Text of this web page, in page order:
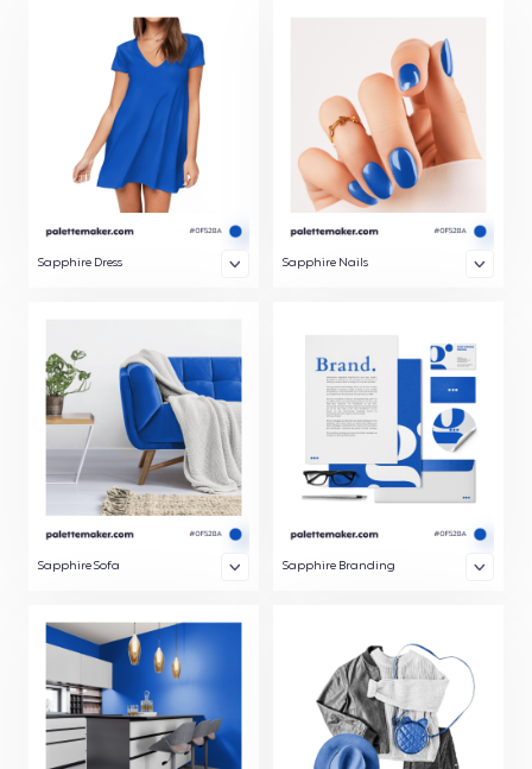
Sapphire Dress Sapphire Nails
Sapphire Sofa Sapphire Branding